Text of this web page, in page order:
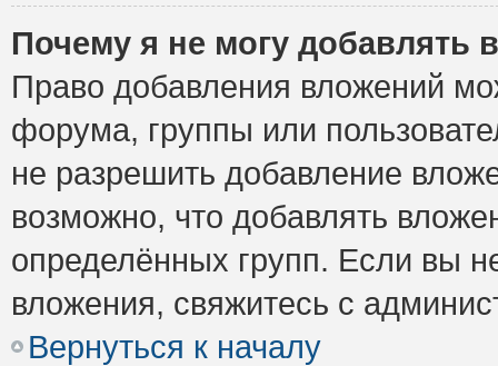
Почему я не могу добавлять
Право добавления вложений
форума, группы или
не разрешить добавление
возможно, что добавлять
определённых групп. Если вы
вложения, свяжитесь с
Вернуться к началу